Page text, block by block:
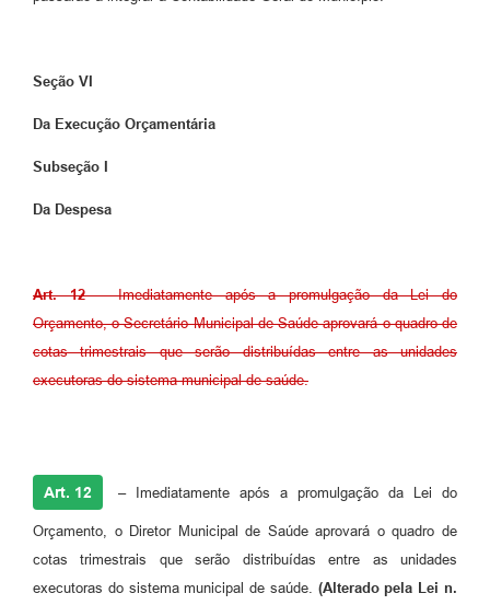
Seção VI
Da Execução Orçamentária
Subseção I
Da Despesa
Art. 12 –Imediatamente após a promulgação da Lei do
Orçamento, o Secretário Municipal de Saúde aprovará o quadro de
cotas trimestrais que serão distribuídas entre as unidades
executoras do sistema municipal de saúde.
Art. 12 – Imediatamente após a promulgação da Lei do
Orçamento, o Diretor Municipal de Saúde aprovará o quadro de
cotas trimestrais que serão distribuídas entre as unidades
executoras do sistema municipal de saúde. (Alterado pela Lei n.